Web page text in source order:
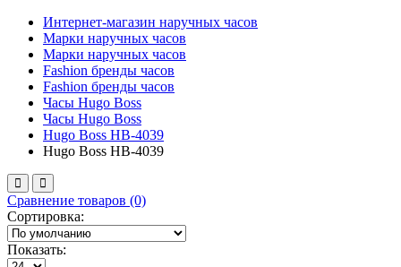
Интернет-магазин наручных часов
Марки наручных часов
Марки наручных часов
Fashion бренды часов
Fashion бренды часов
Часы Hugo Boss
Часы Hugo Boss
Hugo Boss HB-4039
Hugo Boss HB-4039
Сравнение товаров (0)
Сортировка:
Показать: